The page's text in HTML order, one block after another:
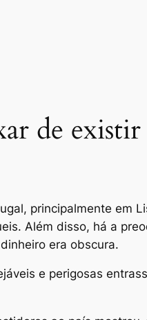
de existir
principalmente em
Além disso, há a
era obscura.
e perigosas